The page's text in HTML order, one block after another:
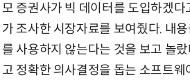
모 증권사가 빅 데이터를 도입하겠
가 조사한 시장자료를 보여줬다. 내
를 사용하지 않는다는 것을 보고 놀
고 정확한 의사결정을 돕는 소프트